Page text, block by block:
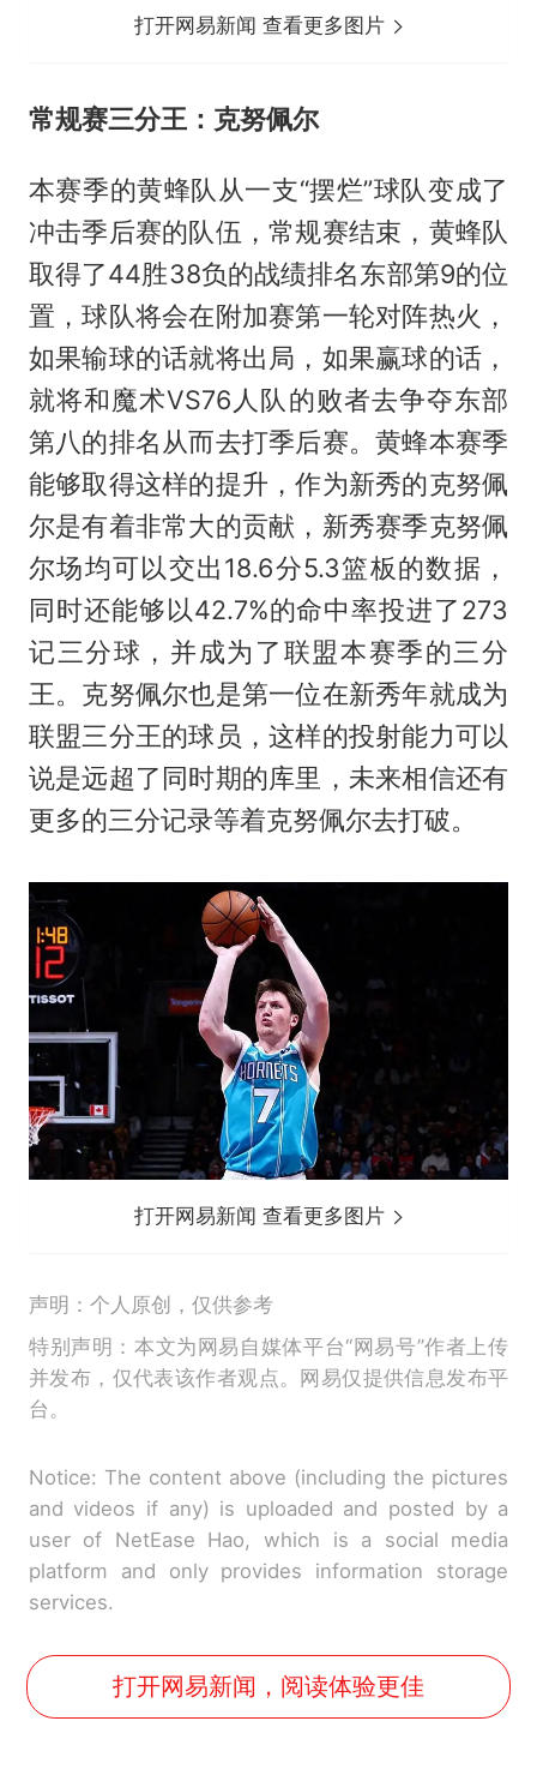
打开网易新闻 查看更多图片
常规赛三分王：克努佩尔
本赛季的黄蜂队从一支“摆烂”球队变成了
冲击季后赛的队伍，常规赛结束，黄蜂队
取得了44胜38负的战绩排名东部第9的位
置，球队将会在附加赛第一轮对阵热火，
如果输球的话就将出局，如果赢球的话，
就将和魔术VS76人队的败者去争夺东部
第八的排名从而去打季后赛。黄蜂本赛季
能够取得这样的提升，作为新秀的克努佩
尔是有着非常大的贡献，新秀赛季克努佩
尔场均可以交出18.6分5.3篮板的数据，
同时还能够以42.7%的命中率投进了273
记三分球，并成为了联盟本赛季的三分
王。克努佩尔也是第一位在新秀年就成为
联盟三分王的球员，这样的投射能力可以
说是远超了同时期的库里，未来相信还有
更多的三分记录等着克努佩尔去打破。
打开网易新闻 查看更多图片
声明：个人原创，仅供参考
特别声明：本文为网易自媒体平台“网易号”作者上传
并发布，仅代表该作者观点。网易仅提供信息发布平
台。
Notice: The content above (including the pictures
and videos if any) is uploaded and posted by a
user of NetEase Hao, which is a social media
platform and only provides information storage
services.
打开网易新闻，阅读体验更佳